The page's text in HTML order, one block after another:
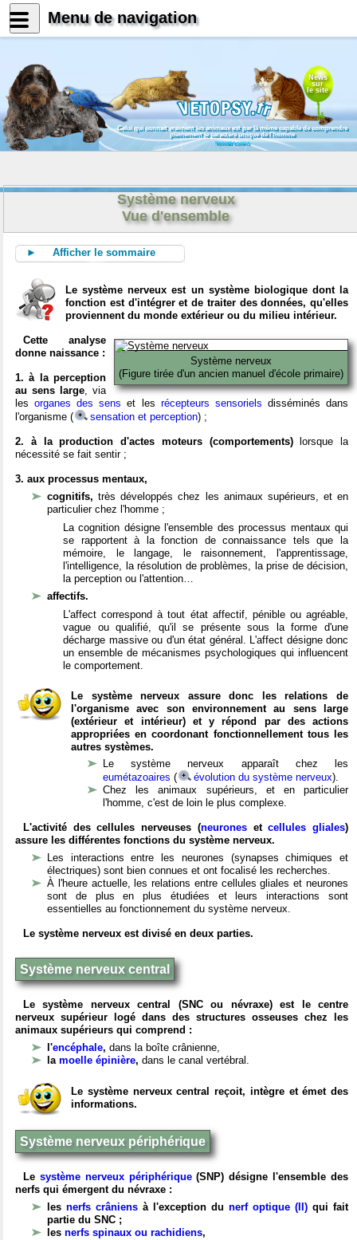
News
sur
le site
Celui qui connait vraiment les animaux est par là même capable de comprendre
pleinement le caractère unique de l'homme
Konrad Lorenz
Système nerveux
Vue d'ensemble
► Afficher le sommaire
Le système nerveux est un système biologique dont la
fonction est d'intégrer et de traiter des données, qu'elles
proviennent du monde extérieur ou du milieu intérieur.
Système nerveux
(Figure tirée d'un ancien manuel d'école primaire)
Cette analyse
donne naissance :
1. à la perception
au sens large, via
lesorganes des sens et les récepteurs sensoriels disséminés dans
l'organisme (
sensation et perception) ;
2. à la production d'actes moteurs (comportements)lorsque la
nécessité se fait sentir ;
3. aux processus mentaux,
cognitifs,très développés chez les animaux supérieurs, et en
particulier chez l'homme ;
La cognition désigne l'ensemble des processus mentaux qui
se rapportent à la fonction de connaissance tels que la
mémoire, le langage, le raisonnement, l'apprentissage,
l'intelligence, la résolution de problèmes, la prise de décision,
la perception ou l'attention…
affectifs.
L'affect correspond à tout état affectif, pénible ou agréable,
vague ou qualifié, qu'il se présente sous la forme d'une
décharge massive ou d'un état général. L'affect désigne donc
un ensemble de mécanismes psychologiques qui influencent
le comportement.
Le système nerveux assure donc les relations de
l'organisme avec son environnement au sens large
(extérieur et intérieur) et y répond par des actions
appropriées en coordonant fonctionnellement tous les
autres systèmes.
Le système nerveux apparaît chez les
eumétazoaires ( évolution du système nerveux).
Chez les animaux supérieurs, et en particulier
l'homme, c'est de loin le plus complexe.
L'activité des cellules nerveuses (neuronesetcellules gliales)
assure les différentes fonctions du système nerveux.
Les interactions entre les neurones (synapses chimiques et
électriques) sont bien connues et ont focalisé les recherches.
À l'heure actuelle, les relations entre cellules gliales et neurones
sont de plus en plus étudiées et leurs interactions sont
essentielles au fonctionnement du système nerveux.
Le système nerveux est divisé en deux parties.
Système nerveux central
Le système nerveux central (SNC ou névraxe) est le centre
nerveux supérieur logé dans des structures osseuses chez les
animaux supérieurs qui comprend :
l'encéphale, dans la boîte crânienne,
la moelle épinière, dans le canal vertébral.
Le système nerveux central reçoit, intègre et émet des
informations.
Système nerveux périphérique
Le système nerveux périphérique(SNP) désigne l'ensemble des
nerfs qui émergent du névraxe :
les nerfs crâniens à l'exception du nerf optique (II) qui fait
partie du SNC ;
les nerfs spinaux ou rachidiens,
Menu de navigation